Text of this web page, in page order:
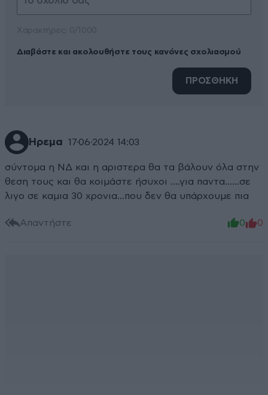
Διαβάστε και ακολουθήστε τους κανόνες σχολιασμού
ΠΡΟΣΘΗΚΗ
Ηρεμα 17·06·2024 14:03
σύντομα η ΝΔ και η αριστερα θα τα βάλουν όλα στην
θεση τους και θα κοιμάστε ήσυχοι ....για παντα......σε
λιγο σε καμια 30 χρονια...που δεν θα υπάρχουμε πια
Απαντήστε 0 0